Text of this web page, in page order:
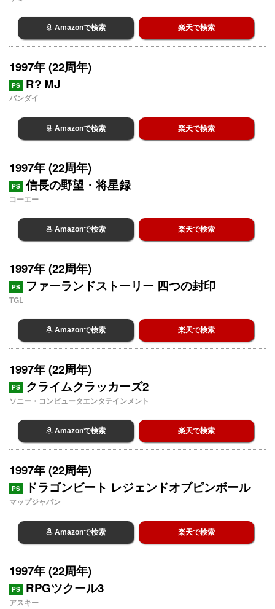
Amazonで検索 楽天で検索
1997年 (22周年)
PS R? MJ
バンダイ
Amazonで検索 楽天で検索
1997年 (22周年)
PS 信長の野望・将星録
コーエー
Amazonで検索 楽天で検索
1997年 (22周年)
PS ファーランドストーリー 四つの封印
TGL
Amazonで検索 楽天で検索
1997年 (22周年)
PS クライムクラッカーズ2
ソニー・コンピュータエンタテインメント
Amazonで検索 楽天で検索
1997年 (22周年)
PS ドラゴンビート レジェンドオブピンボール
マップジャパン
Amazonで検索 楽天で検索
1997年 (22周年)
PS RPGツクール3
アスキー